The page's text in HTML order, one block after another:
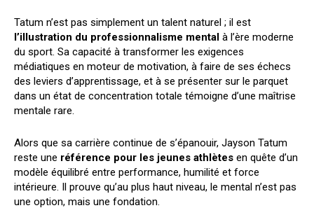
Tatum n’est pas simplement un talent naturel ; il est
l’illustration du professionnalisme mental à l’ère moderne
du sport. Sa capacité à transformer les exigences
médiatiques en moteur de motivation, à faire de ses échecs
des leviers d’apprentissage, et à se présenter sur le parquet
dans un état de concentration totale témoigne d’une maîtrise
mentale rare.
Alors que sa carrière continue de s’épanouir, Jayson Tatum
reste une référence pour les jeunes athlètes en quête d’un
modèle équilibré entre performance, humilité et force
intérieure. Il prouve qu’au plus haut niveau, le mental n’est pas
une option, mais une fondation.